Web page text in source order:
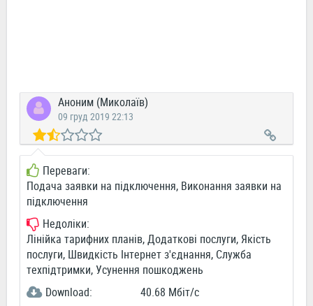
Аноним (Миколаїв)
09 груд 2019 22:13
Переваги:
Подача заявки на підключення, Виконання заявки на
підключення
Недоліки:
Лінійка тарифних планів, Додаткові послуги, Якість
послуги, Швидкість Інтернет з'єднання, Служба
техпідтримки, Усунення пошкоджень
Download:
40.68 Мбіт/c